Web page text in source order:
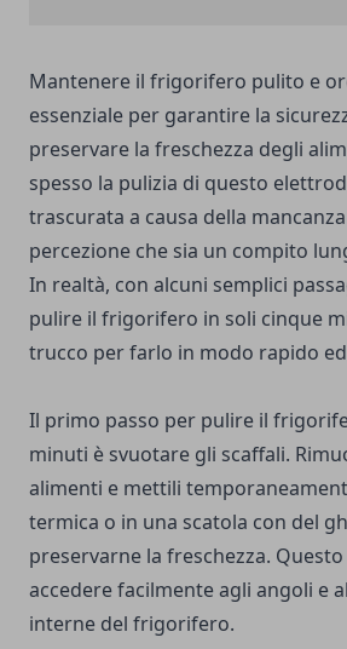
Mantenere il frigorifero pulito e
essenziale per garantire la
preservare la freschezza degli
spesso la pulizia di questo
trascurata a causa della
percezione che sia un compito
In realtà, con alcuni semplici
pulire il frigorifero in soli cinque
trucco per farlo in modo rapido
Il primo passo per pulire il
minuti è svuotare gli scaffali.
alimenti e mettili
termica o in una scatola con del
preservarne la freschezza.
accedere facilmente agli angoli e
interne del frigorifero.